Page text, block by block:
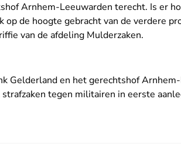
Arnhem-Leeuwarden terecht. Is er
de hoogte gebracht van de verdere
van de afdeling Mulderzaken.
Gelderland en het gerechtshof
tegen militairen in eerste